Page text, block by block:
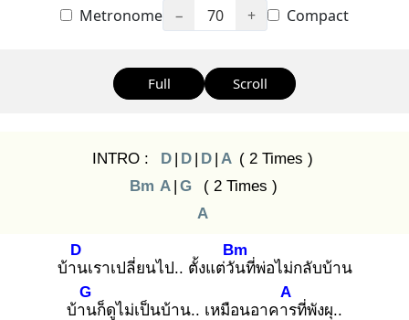
Metronome − 70 + Compact
Full Scroll
INTRO : D | D | D | A ( 2 Times )
Bm A | G
( 2 Times )
A
บ้าน
D
เราเปลี่ยนไป.. ตั้งแต่วัน
Bm
ที่พ่อไม่กลับบ้าน
บ้าน
G
ก็ดูไม่เป็นบ้าน.. เหมือนอาคาร
A
ที่พังผุ..